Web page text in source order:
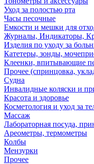
Уход за полостью рта
Часы песочные
Емкости и мешки для
Журналы, Индикаторы,
Изделия по уходу за
Катетеры, зонды,
Клеенки, впитывающие
Прочее (спринцовка,
Судна
Инвалидные коляски и
Красота и здоровье
Косметология и уход за
Массаж
Лабораторная посуда,
Ареометры, термометры
Колбы
Мензурки
Прочее